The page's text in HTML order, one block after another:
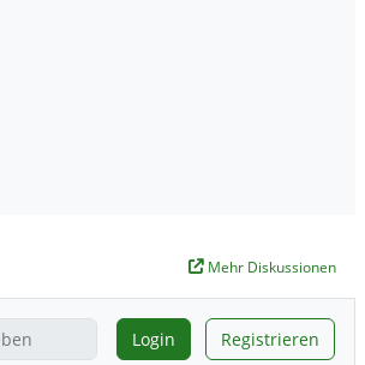
Mehr Diskussionen
Login Registrieren